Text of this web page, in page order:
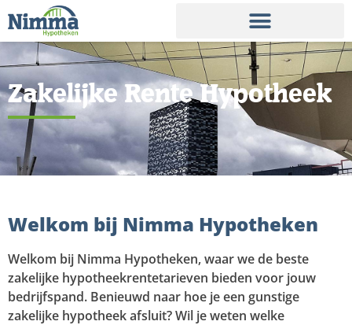
Zakelijke Rente Hypotheek
Welkom bij Nimma Hypotheken
Welkom bij Nimma Hypotheken, waar we de beste
zakelijke hypotheekrentetarieven bieden voor jouw
bedrijfspand. Benieuwd naar hoe je een gunstige
zakelijke hypotheek afsluit? Wil je weten welke